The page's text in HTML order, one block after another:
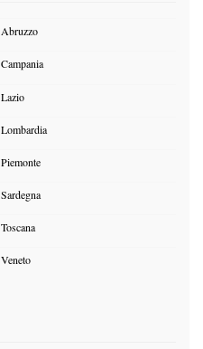
Abruzzo
Campania
Lazio
Lombardia
Piemonte
Sardegna
Toscana
Veneto